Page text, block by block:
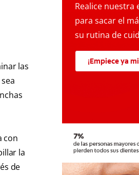
las
con
la
de
Realice nuestra
para sacar el
su rutina de
¡Empiece ya